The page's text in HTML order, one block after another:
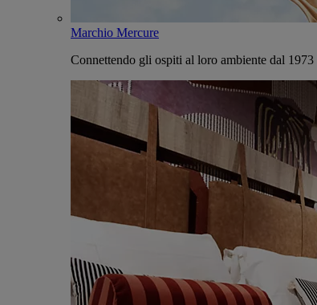
Marchio Mercure
Connettendo gli ospiti al loro ambiente dal 1973